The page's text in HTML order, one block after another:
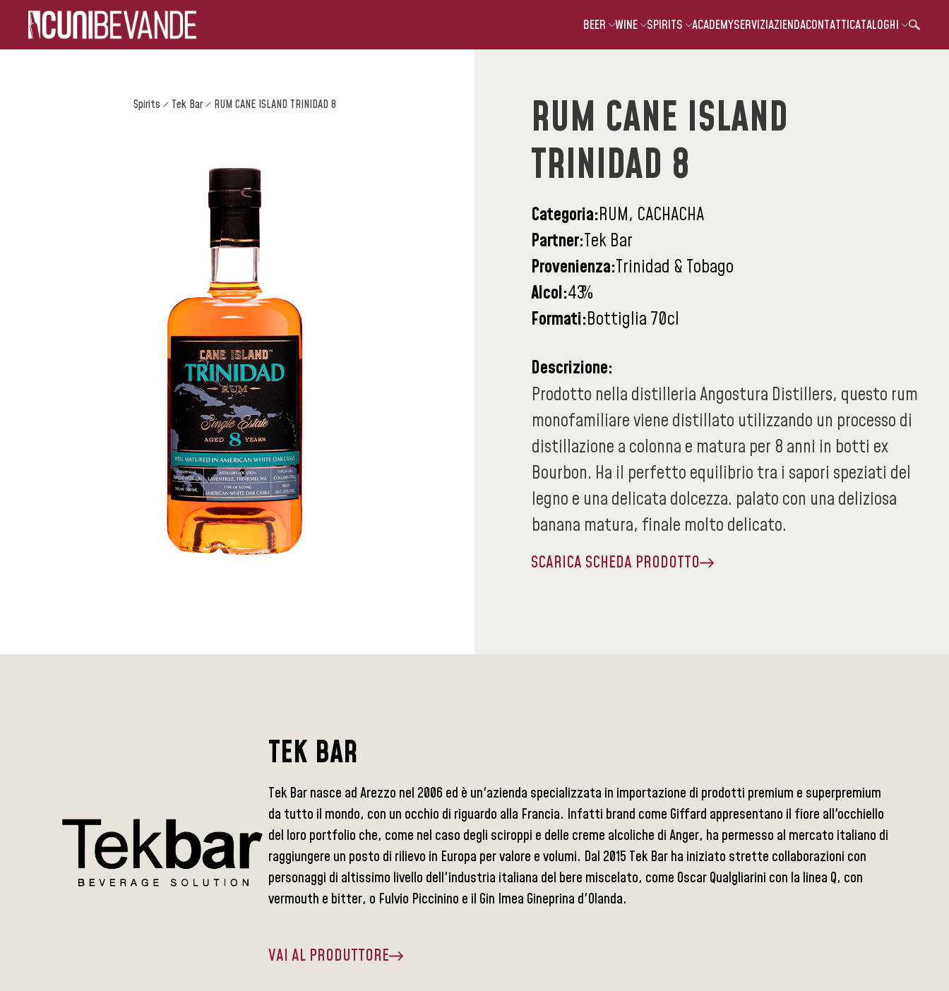
BEER WINE SPIRITS ACADEMYSERVIZIAZIENDACONTATTICATALOGHI
Spirits Tek Bar RUM CANE ISLAND TRINIDAD 8
RUM CANE ISLAND
TRINIDAD 8
Categoria:RUM, CACHACHA
Partner:Tek Bar
Provenienza:Trinidad & Tobago
Alcol:43%
Formati:Bottiglia 70cl
Descrizione:
Prodotto nella distilleria Angostura Distillers, questo rum
monofamiliare viene distillato utilizzando un processo di
distillazione a colonna e matura per 8 anni in botti ex
Bourbon. Ha il perfetto equilibrio tra i sapori speziati del
legno e una delicata dolcezza. palato con una deliziosa
banana matura, finale molto delicato.
SCARICA SCHEDA PRODOTTO
TEK BAR
Tek Bar nasce ad Arezzo nel 2006 ed è un'azienda specializzata in importazione di prodotti premium e superpremium
da tutto il mondo, con un occhio di riguardo alla Francia. Infatti brand come Giffard appresentano il fiore all'occhiello
del loro portfolio che, come nel caso degli sciroppi e delle creme alcoliche di Anger, ha permesso al mercato italiano di
raggiungere un posto di rilievo in Europa per valore e volumi. Dal 2015 Tek Bar ha iniziato strette collaborazioni con
personaggi di altissimo livello dell'industria italiana del bere miscelato, come Oscar Qualgliarini con la linea Q, con
vermouth e bitter, o Fulvio Piccinino e il Gin Imea Gineprina d'Olanda.
VAI AL PRODUTTORE